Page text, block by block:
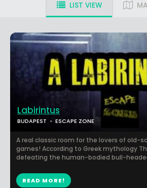
LIST VIEW
Labirintus
BUDAPEST ESCAPE ZONE
A real classic room for the lovers of old-
games! According to Greek mythology
defeating the human-bodied bull-
READ MORE!